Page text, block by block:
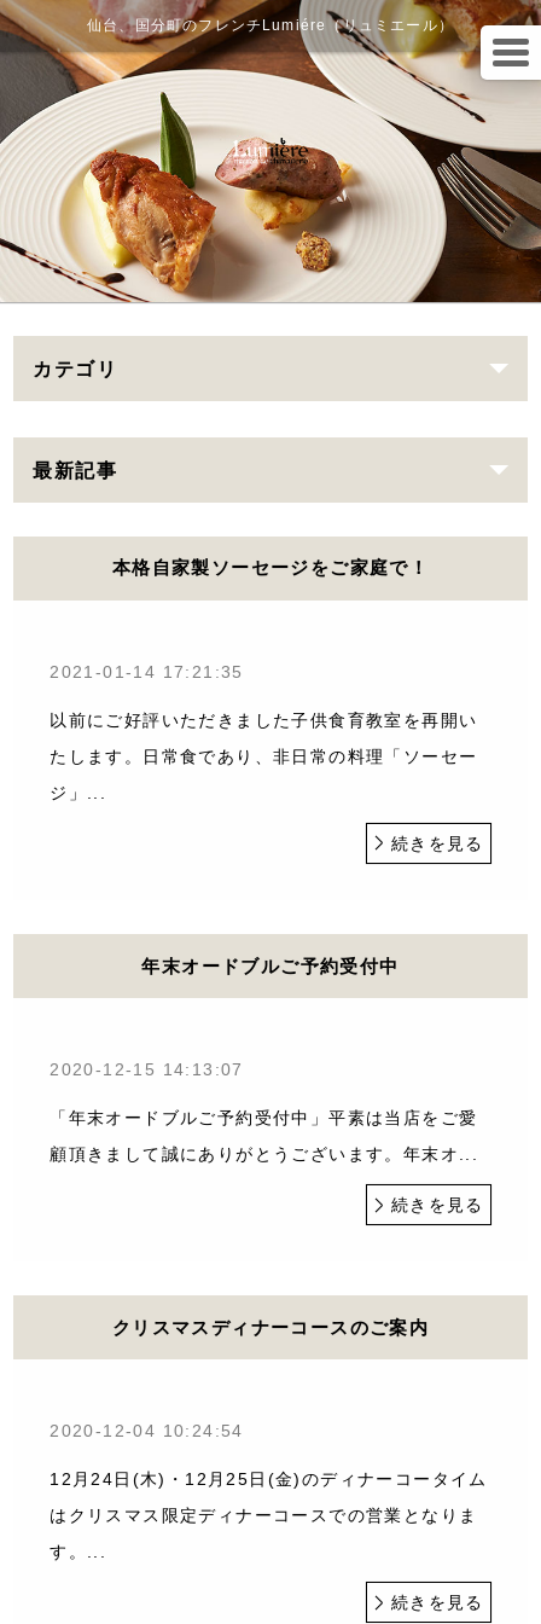
仙台、国分町のフレンチLumiére（リュミエール）
カテゴリ
最新記事
本格自家製ソーセージをご家庭で！
2021-01-14 17:21:35
以前にご好評いただきました子供食育教室を再開い
たします。日常食であり、非日常の料理「ソーセー
ジ」...
続きを見る
年末オードブルご予約受付中
2020-12-15 14:13:07
「年末オードブルご予約受付中」平素は当店をご愛
顧頂きまして誠にありがとうございます。年末オ...
続きを見る
クリスマスディナーコースのご案内
2020-12-04 10:24:54
12月24日(木)・12月25日(金)のディナーコータイム
はクリスマス限定ディナーコースでの営業となりま
す。...
続きを見る